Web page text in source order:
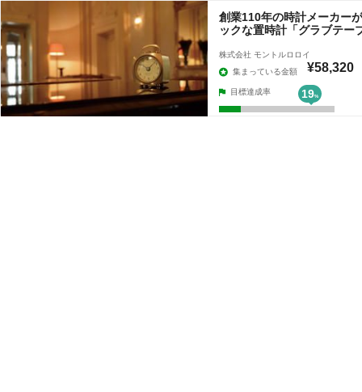
創業110年の時計メーカー
ックな置時計「グラブテー
株式会社 モントルロロイ
集まっている金額
¥58,320
目標達成率 19%